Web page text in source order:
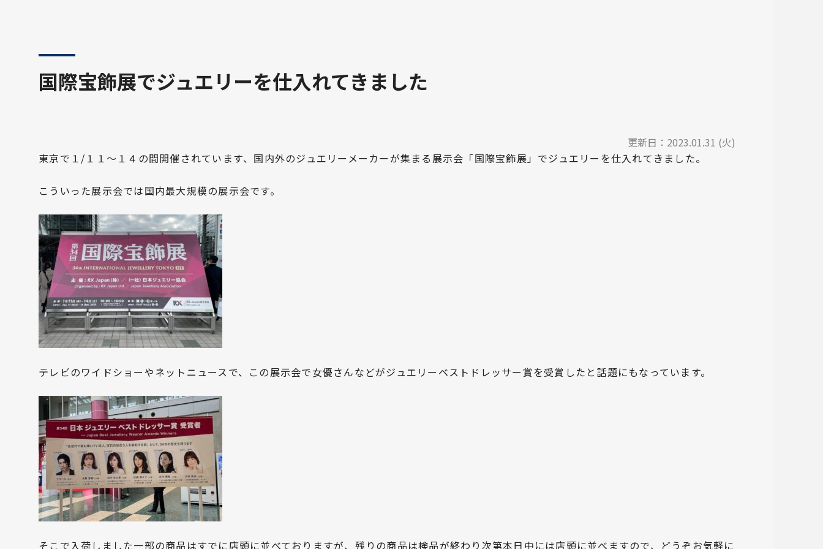
国際宝飾展でジュエリーを仕入れてきました
更新日： 2023.01.31 (火)
東京で１/１１～１４の間開催されています、国内外のジュエリーメーカーが集まる展示会「国際宝飾展」でジュエリーを仕入れてきました。
こういった展示会では国内最大規模の展示会です。
テレビのワイドショーやネットニュースで、この展示会で女優さんなどがジュエリーベストドレッサー賞を受賞したと話題にもなっています。
そこで入荷しました一部の商品はすでに店頭に並べておりますが、残りの商品は検品が終わり次第本日中には店頭に並べますので、どうぞお気軽に